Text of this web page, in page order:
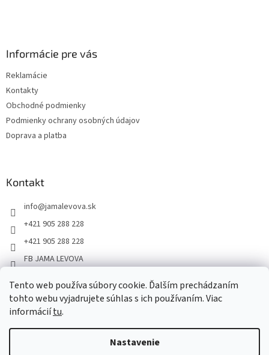
Tento web používa súbory cookie. Ďalším prechádzaním
tohto webu vyjadrujete súhlas s ich používaním. Viac
informáciítu.
Nastavenie
Informácie pre vás
Reklamácie
Kontakty
Obchodné podmienky
Podmienky ochrany osobných údajov
Doprava a platba
Kontakt
info@jamalevova.sk
+421 905 288 228
+421 905 288 228
FB JAMA LEVOVA
JamaLevova
+421905288228